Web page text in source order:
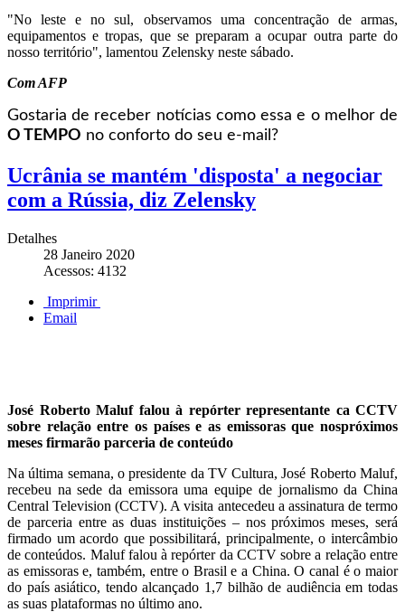
"No leste e no sul, observamos uma concentração de armas,
equipamentos e tropas, que se preparam a ocupar outra parte do
nosso território", lamentou Zelensky neste sábado.
Com AFP
Gostaria de receber notícias como essa e o melhor de
O TEMPO no conforto do seu e-mail?
Ucrânia se mantém 'disposta' a negociar
com a Rússia, diz Zelensky
Detalhes
28 Janeiro 2020
Acessos: 4132
Imprimir
Email
José Roberto Maluf falou à repórter representante ca CCTV
sobre relação entre os países e as emissoras que nospróximos
meses firmarão parceria de conteúdo
Na última semana, o presidente da TV Cultura, José Roberto Maluf,
recebeu na sede da emissora uma equipe de jornalismo da China
Central Television (CCTV). A visita antecedeu a assinatura de termo
de parceria entre as duas instituições – nos próximos meses, será
firmado um acordo que possibilitará, principalmente, o intercâmbio
de conteúdos. Maluf falou à repórter da CCTV sobre a relação entre
as emissoras e, também, entre o Brasil e a China. O canal é o maior
do país asiático, tendo alcançado 1,7 bilhão de audiência em todas
as suas plataformas no último ano.